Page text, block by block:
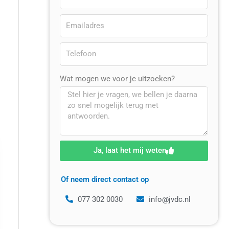
Wat mogen we voor je uitzoeken?
Ja, laat het mij weten
Of neem direct contact op
077 302 0030 info@jvdc.nl